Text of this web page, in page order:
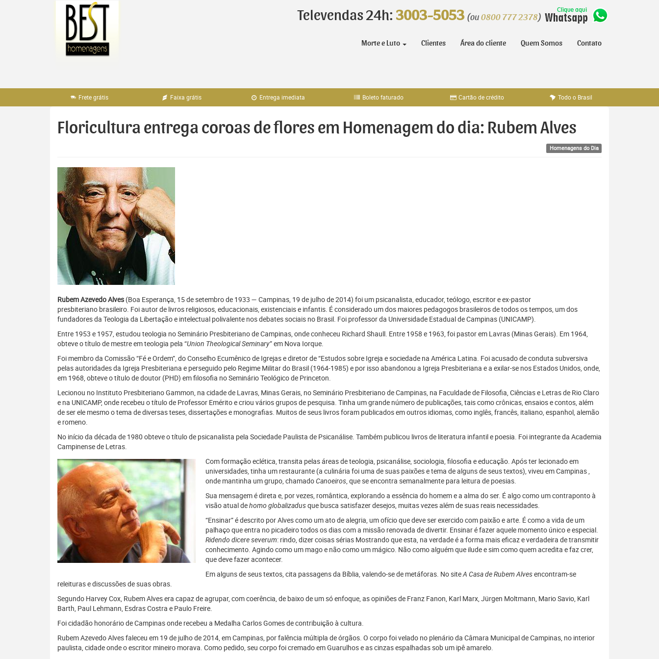
Televendas 24h: 3003-5053 (ou 0800 777 2378)
Morte e Luto Clientes Área do cliente Quem Somos Contato
Frete grátis Faixa grátis Entrega imediata Boleto faturado Cartão de crédito Todo o Brasil
Floricultura entrega coroas de flores em Homenagem do dia: Rubem Alves
Homenagens do Dia
Rubem Azevedo Alves (Boa Esperança, 15 de setembro de 1933 — Campinas, 19 de julho de 2014) foi um psicanalista, educador, teólogo, escritor e ex-pastor
presbiteriano brasileiro. Foi autor de livros religiosos, educacionais, existenciais e infantis. É considerado um dos maiores pedagogos brasileiros de todos os tempos, um dos
fundadores da Teologia da Libertação e intelectual polivalente nos debates sociais no Brasil. Foi professor da Universidade Estadual de Campinas (UNICAMP).
Entre 1953 e 1957, estudou teologia no Seminário Presbiteriano de Campinas, onde conheceu Richard Shaull. Entre 1958 e 1963, foi pastor em Lavras (Minas Gerais). Em 1964,
obteve o título de mestre em teologia pela “Union Theological Seminary” em Nova Iorque.
Foi membro da Comissão “Fé e Ordem”, do Conselho Ecumênico de Igrejas e diretor de “Estudos sobre Igreja e sociedade na América Latina. Foi acusado de conduta subversiva
pelas autoridades da Igreja Presbiteriana e perseguido pelo Regime Militar do Brasil (1964-1985) e por isso abandonou a Igreja Presbiteriana e a exilar-se nos Estados Unidos, onde,
em 1968, obteve o título de doutor (PHD) em filosofia no Seminário Teológico de Princeton.
Lecionou no Instituto Presbiteriano Gammon, na cidade de Lavras, Minas Gerais, no Seminário Presbiteriano de Campinas, na Faculdade de Filosofia, Ciências e Letras de Rio Claro
e na UNICAMP, onde recebeu o título de Professor Emérito e criou vários grupos de pesquisa. Tinha um grande número de publicações, tais como crônicas, ensaios e contos, além
de ser ele mesmo o tema de diversas teses, dissertações e monografias. Muitos de seus livros foram publicados em outros idiomas, como inglês, francês, italiano, espanhol, alemão
e romeno.
No início da década de 1980 obteve o título de psicanalista pela Sociedade Paulista de Psicanálise. Também publicou livros de literatura infantil e poesia. Foi integrante da Academia
Campinense de Letras.
Com formação eclética, transita pelas áreas de teologia, psicanálise, sociologia, filosofia e educação. Após ter lecionado em
universidades, tinha um restaurante (a culinária foi uma de suas paixões e tema de alguns de seus textos), viveu em Campinas ,
onde mantinha um grupo, chamadoCanoeiros, que se encontra semanalmente para leitura de poesias.
Sua mensagem é direta e, por vezes, romântica, explorando a essência do homem e a alma do ser. É algo como um contraponto à
visão atual dehomo globalizadusque busca satisfazer desejos, muitas vezes além de suas reais necessidades.
“Ensinar” é descrito por Alves como um ato de alegria, um ofício que deve ser exercido com paixão e arte. É como a vida de um
palhaço que entra no picadeiro todos os dias com a missão renovada de divertir. Ensinar é fazer aquele momento único e especial.
Ridendo dicere severum: rindo, dizer coisas sérias Mostrando que esta, na verdade é a forma mais eficaz e verdadeira de transmitir
conhecimento. Agindo como um mago e não como um mágico. Não como alguém que ilude e sim como quem acredita e faz crer,
que deve fazer acontecer.
Em alguns de seus textos, cita passagens da Bíblia, valendo-se de metáforas. No siteA Casa de Rubem Alvesencontram-se
releituras e discussões de suas obras.
Segundo Harvey Cox, Rubem Alves era capaz de agrupar, com coerência, de baixo de um só enfoque, as opiniões de Franz Fanon, Karl Marx, Jürgen Moltmann, Mario Savio, Karl
Barth, Paul Lehmann, Esdras Costra e Paulo Freire.
Foi cidadão honorário de Campinas onde recebeu a Medalha Carlos Gomes de contribuição à cultura.
Rubem Azevedo Alves faleceu em 19 de julho de 2014, em Campinas, por falência múltipla de órgãos. O corpo foi velado no plenário da Câmara Municipal de Campinas, no interior
paulista, cidade onde o escritor mineiro morava. Como pedido, seu corpo foi cremado em Guarulhos e as cinzas espalhadas sob um ipê amarelo.